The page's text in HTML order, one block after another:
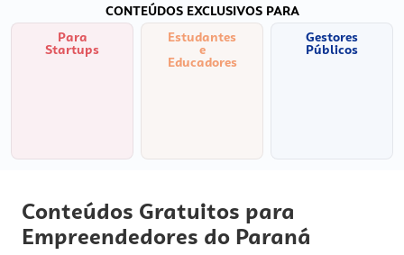
CONTEÚDOS EXCLUSIVOS PARA
Para
Startups
Estudantes
e
Educadores
Gestores
Públicos
Conteúdos Gratuitos para
Empreendedores do Paraná